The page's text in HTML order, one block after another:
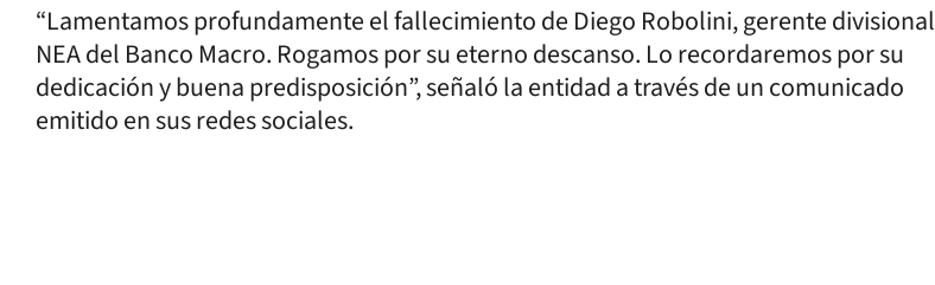
“Lamentamos profundamente el fallecimiento de Diego Robolini, gerente divisional
NEA del Banco Macro. Rogamos por su eterno descanso. Lo recordaremos por su
dedicación y buena predisposición”, señaló la entidad a través de un comunicado
emitido en sus redes sociales.